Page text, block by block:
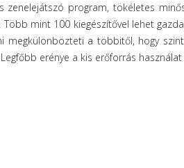
zenelejátszó program, tökéletes
mint 100 kiegészítővel lehet
megkülönbözteti a többitől, hogy
erénye a kis erőforrás